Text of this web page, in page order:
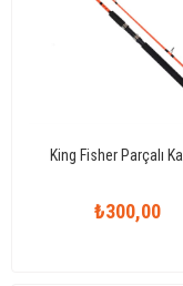
King Fisher Parçalı
₺300,00